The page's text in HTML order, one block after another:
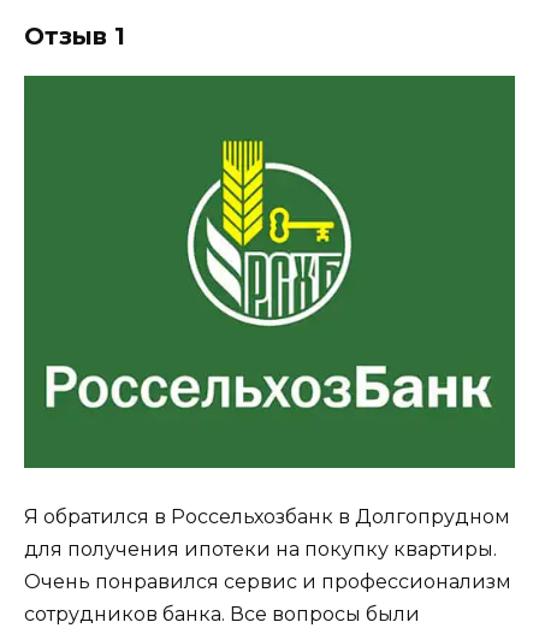
Отзыв 1
Я обратился в Россельхозбанк в Долгопрудном
для получения ипотеки на покупку квартиры.
Очень понравился сервис и профессионализм
сотрудников банка. Все вопросы были